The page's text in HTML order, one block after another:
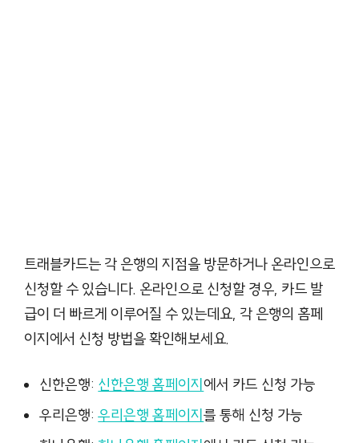
트래블카드는 각 은행의 지점을 방문하거나 온라인으로
신청할 수 있습니다. 온라인으로 신청할 경우, 카드 발
급이 더 빠르게 이루어질 수 있는데요, 각 은행의 홈페
이지에서 신청 방법을 확인해보세요.
신한은행: 신한은행 홈페이지에서 카드 신청 가능
우리은행:우리은행 홈페이지를 통해 신청 가능